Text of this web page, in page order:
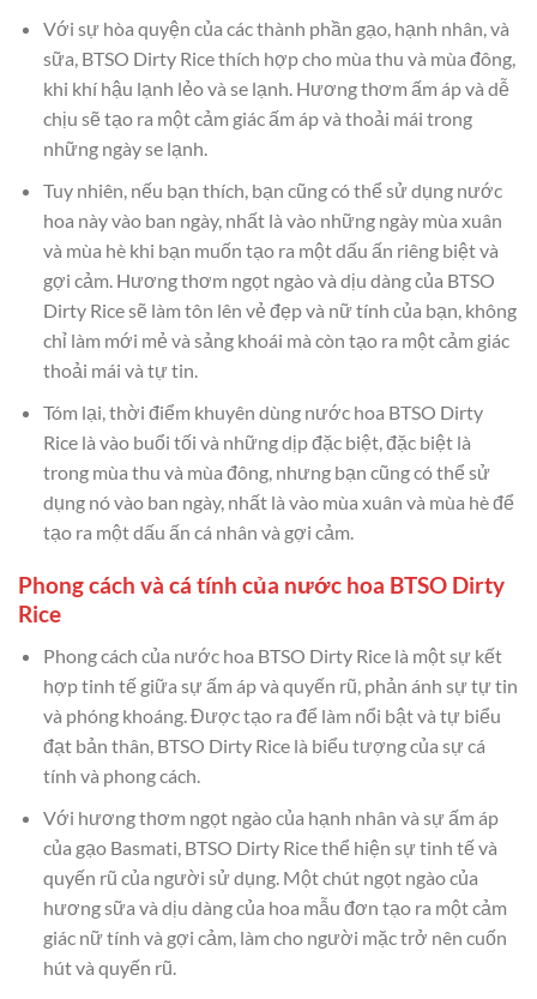
Với sự hòa quyện của các thành phần gạo, hạnh nhân, và
sữa, BTSO Dirty Rice thích hợp cho mùa thu và mùa đông,
khi khí hậu lạnh lẻo và se lạnh. Hương thơm ấm áp và dễ
chịu sẽ tạo ra một cảm giác ấm áp và thoải mái trong
những ngày se lạnh.
Tuy nhiên, nếu bạn thích, bạn cũng có thể sử dụng nước
hoa này vào ban ngày, nhất là vào những ngày mùa xuân
và mùa hè khi bạn muốn tạo ra một dấu ấn riêng biệt và
gợi cảm. Hương thơm ngọt ngào và dịu dàng của BTSO
Dirty Rice sẽ làm tôn lên vẻ đẹp và nữ tính của bạn, không
chỉ làm mới mẻ và sảng khoái mà còn tạo ra một cảm giác
thoải mái và tự tin.
Tóm lại, thời điểm khuyên dùng nước hoa BTSO Dirty
Rice là vào buổi tối và những dịp đặc biệt, đặc biệt là
trong mùa thu và mùa đông, nhưng bạn cũng có thể sử
dụng nó vào ban ngày, nhất là vào mùa xuân và mùa hè để
tạo ra một dấu ấn cá nhân và gợi cảm.
Phong cách và cá tính của nước hoa BTSO Dirty
Rice
Phong cách của nước hoa BTSO Dirty Rice là một sự kết
hợp tinh tế giữa sự ấm áp và quyến rũ, phản ánh sự tự tin
và phóng khoáng. Được tạo ra để làm nổi bật và tự biểu
đạt bản thân, BTSO Dirty Rice là biểu tượng của sự cá
tính và phong cách.
Với hương thơm ngọt ngào của hạnh nhân và sự ấm áp
của gạo Basmati, BTSO Dirty Rice thể hiện sự tinh tế và
quyến rũ của người sử dụng. Một chút ngọt ngào của
hương sữa và dịu dàng của hoa mẫu đơn tạo ra một cảm
giác nữ tính và gợi cảm, làm cho người mặc trở nên cuốn
hút và quyến rũ.